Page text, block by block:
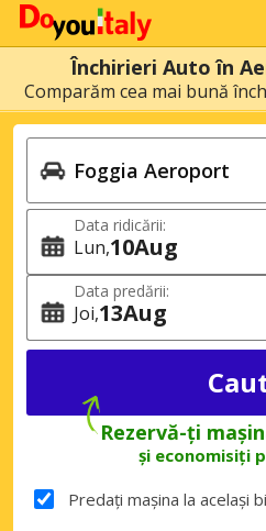
Închirieri Auto în
Comparăm cea mai bună
Data ridicării:
Lun 10Aug
Data predării:
Joi 13Aug
Rezervă-ți
și economisiți
Predați mașina la același